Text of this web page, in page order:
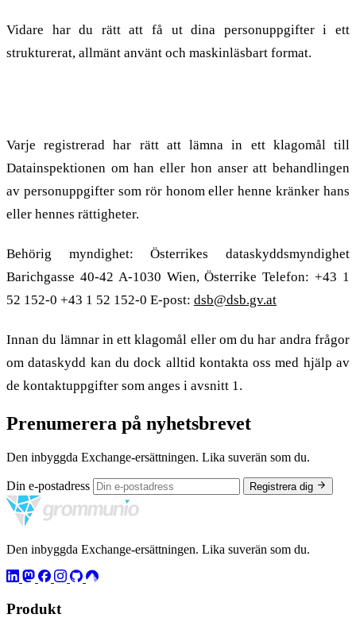
Vidare har du rätt att få ut dina personuppgifter i ett
strukturerat, allmänt använt och maskinläsbart format.
Varje registrerad har rätt att lämna in ett klagomål till
Datainspektionen om han eller hon anser att behandlingen
av personuppgifter som rör honom eller henne kränker hans
eller hennes rättigheter.
Behörig myndighet: Österrikes dataskyddsmyndighet
Barichgasse 40-42 A-1030 Wien, Österrike Telefon: +43 1
52 152-0 +43 1 52 152-0 E-post: dsb@dsb.gv.at
Innan du lämnar in ett klagomål eller om du har andra frågor
om dataskydd kan du dock alltid kontakta oss med hjälp av
de kontaktuppgifter som anges i avsnitt 1.
Prenumerera på nyhetsbrevet
Den inbyggda Exchange-ersättningen. Lika suverän som du.
Din e-postadress Registrera dig
Den inbyggda Exchange-ersättningen. Lika suverän som du.
Produkt